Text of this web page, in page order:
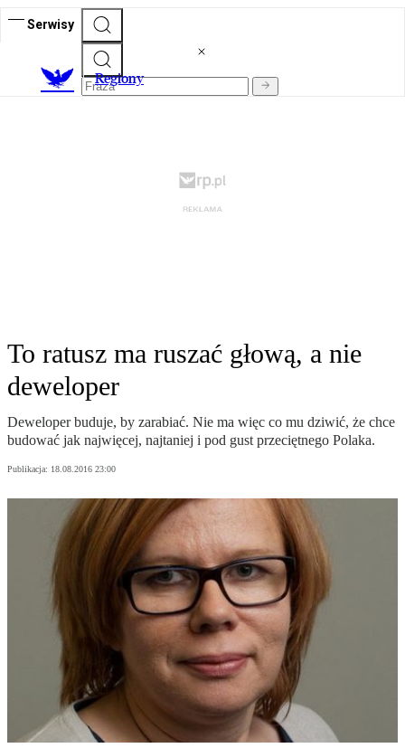
Serwisy
Regiony
To ratusz ma ruszać głową, a nie
deweloper
Deweloper buduje, by zarabiać. Nie ma więc co mu dziwić, że chce
budować jak najwięcej, najtaniej i pod gust przeciętnego Polaka.
Publikacja: 18.08.2016 23:00